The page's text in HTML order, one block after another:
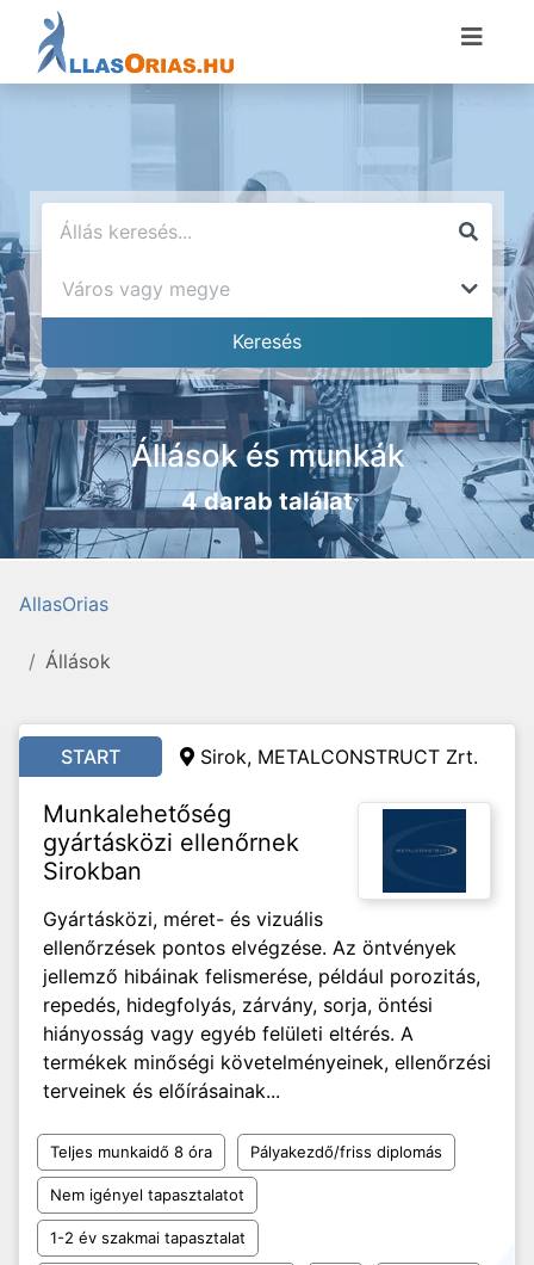
Állások és munkák
4 darab találat
AllasOrias
Állások
START Sirok, METALCONSTRUCT Zrt.
Munkalehetőség
gyártásközi ellenőrnek
Sirokban
Gyártásközi, méret- és vizuális
ellenőrzések pontos elvégzése. Az öntvények
jellemző hibáinak felismerése, például porozitás,
repedés, hidegfolyás, zárvány, sorja, öntési
hiányosság vagy egyéb felületi eltérés. A
termékek minőségi követelményeinek, ellenőrzési
terveinek és előírásainak...
Teljes munkaidő 8 óra Pályakezdő/friss diplomás
Nem igényel tapasztalatot
1-2 év szakmai tapasztalat